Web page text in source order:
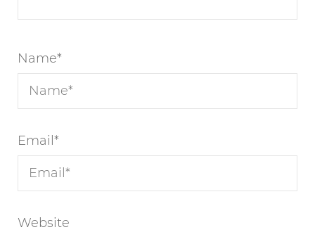
Name*
Email*
Website